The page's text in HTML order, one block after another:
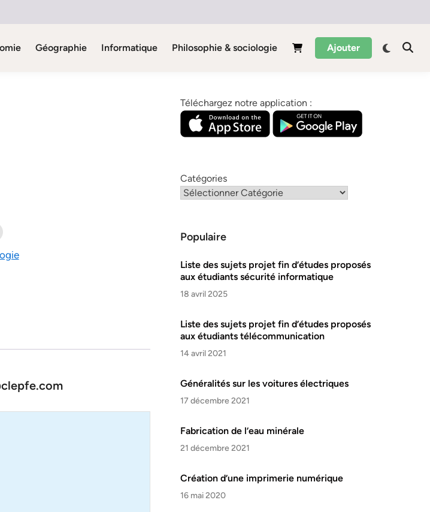
Géographie Informatique Philosophie & sociologie Ajouter
Téléchargez notre application :
Catégories
Populaire
Liste des sujets projet fin d’études proposés
aux étudiants sécurité informatique
18 avril 2025
Liste des sujets projet fin d’études proposés
aux étudiants télécommunication
14 avril 2021
Généralités sur les voitures électriques
17 décembre 2021
Fabrication de l’eau minérale
21 décembre 2021
Création d’une imprimerie numérique
16 mai 2020